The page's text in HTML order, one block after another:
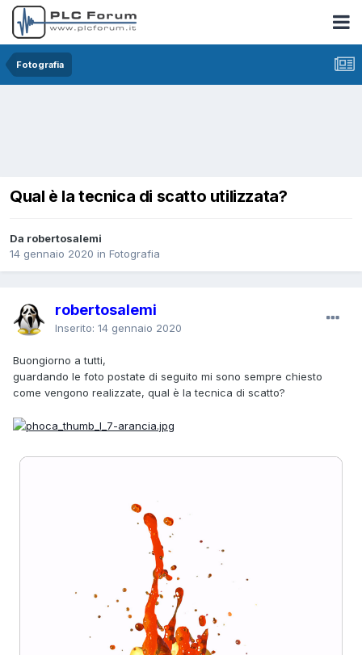
Fotografia
Qual è la tecnica di scatto utilizzata?
Da robertosalemi
14 gennaio 2020 in Fotografia
robertosalemi
Inserito: 14 gennaio 2020
Buongiorno a tutti,
guardando le foto postate di seguito mi sono sempre chiesto
come vengono realizzate, qual è la tecnica di scatto?